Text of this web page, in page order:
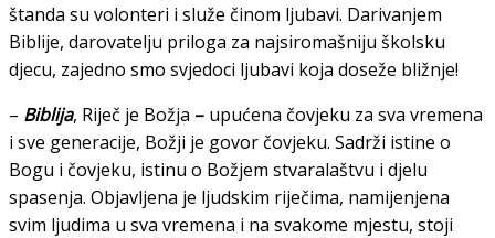
štanda su volonteri i služe činom ljubavi. Darivanjem
Biblije, darovatelju priloga za najsiromašniju školsku
djecu, zajedno smo svjedoci ljubavi koja doseže bližnje!
– Biblija, Riječ je Božja – upućena čovjeku za sva vremena
i sve generacije, Božji je govor čovjeku. Sadrži istine o
Bogu i čovjeku, istinu o Božjem stvaralaštvu i djelu
spasenja. Objavljena je ljudskim riječima, namijenjena
svim ljudima u sva vremena i na svakome mjestu, stoji